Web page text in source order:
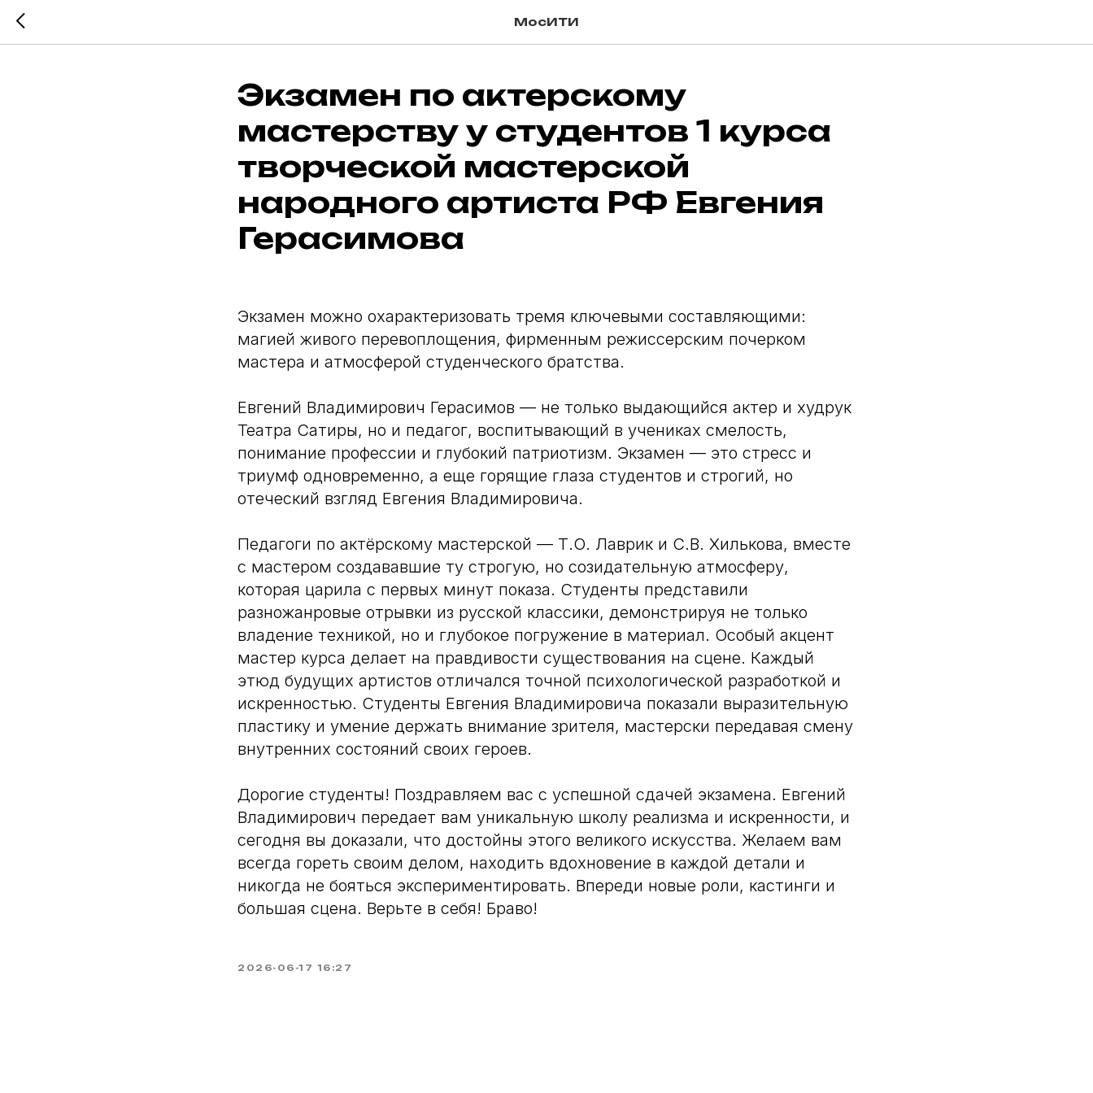
МосИТИ
Экзамен по актерскому
мастерству у студентов 1 курса
творческой мастерской
народного артиста РФ Евгения
Герасимова
Экзамен можно охарактеризовать тремя ключевыми составляющими:
магией живого перевоплощения, фирменным режиссерским почерком
мастера и атмосферой студенческого братства.
Евгений Владимирович Герасимов — не только выдающийся актер и худрук
Театра Сатиры, но и педагог, воспитывающий в учениках смелость,
понимание профессии и глубокий патриотизм. Экзамен — это стресс и
триумф одновременно, а еще горящие глаза студентов и строгий, но
отеческий взгляд Евгения Владимировича.
Педагоги по актёрскому мастерской — Т.О. Лаврик и С.В. Хилькова, вместе
с мастером создававшие ту строгую, но созидательную атмосферу,
которая царила с первых минут показа. Студенты представили
разножанровые отрывки из русской классики, демонстрируя не только
владение техникой, но и глубокое погружение в материал. Особый акцент
мастер курса делает на правдивости существования на сцене. Каждый
этюд будущих артистов отличался точной психологической разработкой и
искренностью. Студенты Евгения Владимировича показали выразительную
пластику и умение держать внимание зрителя, мастерски передавая смену
внутренних состояний своих героев.
Дорогие студенты! Поздравляем вас с успешной сдачей экзамена. Евгений
Владимирович передает вам уникальную школу реализма и искренности, и
сегодня вы доказали, что достойны этого великого искусства. Желаем вам
всегда гореть своим делом, находить вдохновение в каждой детали и
никогда не бояться экспериментировать. Впереди новые роли, кастинги и
большая сцена. Верьте в себя! Браво!
2026-06-17 16:27